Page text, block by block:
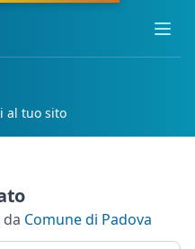
al tuo sito
Comune di Padova